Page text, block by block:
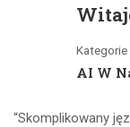
Kategorie
AI W
“Skomplikowany